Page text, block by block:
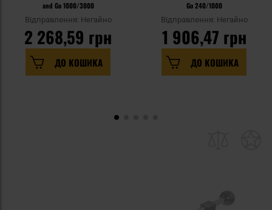
and Go 1000/3000
Відправлення: Негайно
2 268,59 грн
ДО КОШИКА
Go 240/1000
Відправлення: Негайно
1 906,47 грн
ДО КОШИКА